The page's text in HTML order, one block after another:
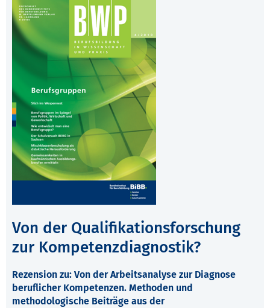
Von der Qualifikationsforschung
zur Kompetenzdiagnostik?
Rezension zu: Von der Arbeitsanalyse zur Diagnose
beruflicher Kompetenzen. Methoden und
methodologische Beiträge aus der